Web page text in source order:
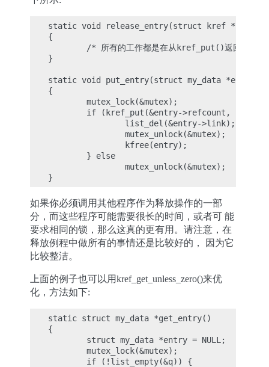
static void release_entry(struct kref *ref)
{
/* 所有的工作都是在从kref_put()返回后完成
}
static void put_entry(struct my_data *entry)
{
        mutex_lock(&mutex);
if (kref_put(&entry->refcount,
                list_del(&entry->link);
                mutex_unlock(&mutex);
                kfree(entry);
        } else
                mutex_unlock(&mutex);
如果你必须调用其他程序作为释放操作的一部
分，而这些程序可能需要很长的时间，或者可 能
要求相同的锁，那么这真的更有用。请注意，在
释放例程中做所有的事情还是比较好的， 因为它
比较整洁。
上面的例子也可以用kref_get_unless_zero()来优
化，方法如下:
static struct my_data *get_entry()
{
        struct my_data *entry = NULL;
        mutex_lock(&mutex);
        if (!list_empty(&q)) {